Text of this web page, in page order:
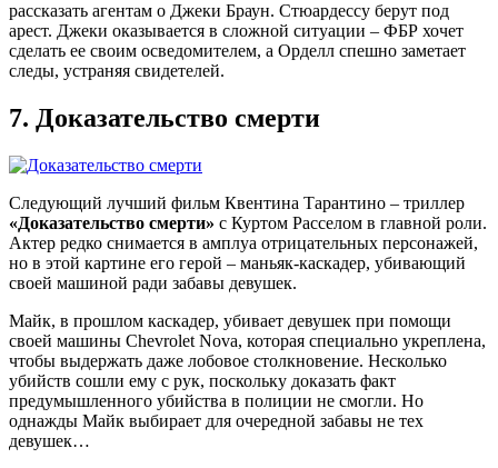
рассказать агентам о Джеки Браун. Стюардессу берут под
арест. Джеки оказывается в сложной ситуации – ФБР хочет
сделать ее своим осведомителем, а Орделл спешно заметает
следы, устраняя свидетелей.
7. Доказательство смерти
Следующий лучший фильм Квентина Тарантино – триллер
«Доказательство смерти» с Куртом Расселом в главной роли.
Актер редко снимается в амплуа отрицательных персонажей,
но в этой картине его герой – маньяк-каскадер, убивающий
своей машиной ради забавы девушек.
Майк, в прошлом каскадер, убивает девушек при помощи
своей машины Chevrolet Nova, которая специально укреплена,
чтобы выдержать даже лобовое столкновение. Несколько
убийств сошли ему с рук, поскольку доказать факт
предумышленного убийства в полиции не смогли. Но
однажды Майк выбирает для очередной забавы не тех
девушек…